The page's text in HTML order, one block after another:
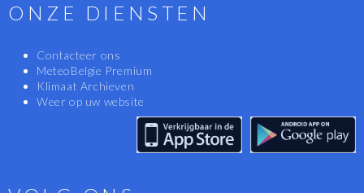
ONZE DIENSTEN
Contacteer ons
MeteoBelgie Premium
Klimaat Archieven
Weer op uw website